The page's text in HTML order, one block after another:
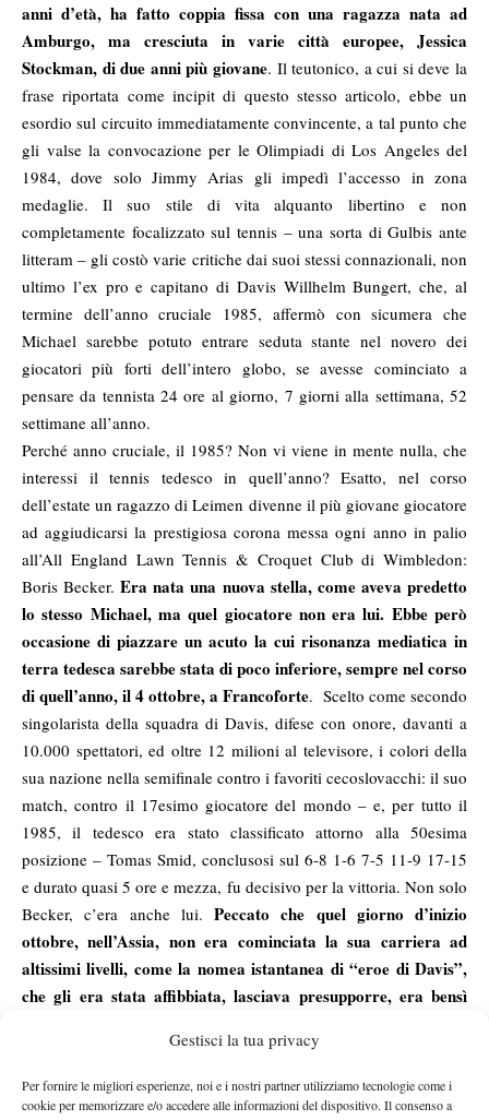
Gestisci la tua privacy
Per fornire le migliori esperienze, noi e i nostri partner utilizziamo tecnologie come i
cookie per memorizzare e/o accedere alle informazioni del dispositivo. Il consenso a
anni d’età, ha fatto coppia fissa con una ragazza nata ad
Amburgo, ma cresciuta in varie città europee, Jessica
Stockman, di due anni più giovane. Il teutonico, a cui si deve la
frase riportata come incipit di questo stesso articolo, ebbe un
esordio sul circuito immediatamente convincente, a tal punto che
gli valse la convocazione per le Olimpiadi di Los Angeles del
1984, dove solo Jimmy Arias gli impedì l’accesso in zona
medaglie. Il suo stile di vita alquanto libertino e non
completamente focalizzato sul tennis – una sorta di Gulbis ante
litteram – gli costò varie critiche dai suoi stessi connazionali, non
ultimo l’ex pro e capitano di Davis Willhelm Bungert, che, al
termine dell’anno cruciale 1985, affermò con sicumera che
Michael sarebbe potuto entrare seduta stante nel novero dei
giocatori più forti dell’intero globo, se avesse cominciato a
pensare da tennista 24 ore al giorno, 7 giorni alla settimana, 52
settimane all’anno.
Perché anno cruciale, il 1985? Non vi viene in mente nulla, che
interessi il tennis tedesco in quell’anno? Esatto, nel corso
dell’estate un ragazzo di Leimen divenne il più giovane giocatore
ad aggiudicarsi la prestigiosa corona messa ogni anno in palio
all’All England Lawn Tennis & Croquet Club di Wimbledon:
Boris Becker.Era nata una nuova stella, come aveva predetto
lo stesso Michael, ma quel giocatore non era lui. Ebbe però
occasione di piazzare un acuto la cui risonanza mediatica in
terra tedesca sarebbe stata di poco inferiore, sempre nel corso
di quell’anno, il 4 ottobre, a Francoforte. Scelto come secondo
singolarista della squadra di Davis, difese con onore, davanti a
10.000 spettatori, ed oltre 12 milioni al televisore, i colori della
sua nazione nella semifinale contro i favoriti cecoslovacchi: il suo
match, contro il 17esimo giocatore del mondo – e, per tutto il
1985, il tedesco era stato classificato attorno alla 50esima
posizione – Tomas Smid, conclusosi sul 6-8 1-6 7-5 11-9 17-15
e durato quasi 5 ore e mezza, fu decisivo per la vittoria. Non solo
Becker, c’era anche lui. Peccato che quel giorno d’inizio
ottobre, nell’Assia, non era cominciata la sua carriera ad
altissimi livelli, come la nomea istantanea di “eroe di Davis”,
che gli era stata affibbiata, lasciava presupporre, era bensì
sport, ma si parla di vita a tutto tondo.